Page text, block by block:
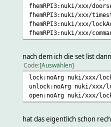
fhemRPI3:nuki/xxx/
fhemRPI3:nuki/xxx/
fhemRPI3:nuki/xxx/
fhemRPI3:nuki/xxx/
nach dem ich die set list
Code Auswählen
lock:noArg nuki/xxx/
unlock:noArg nuki/xxx/
open:noArg nuki/xxx/
hat das eigentlich schon